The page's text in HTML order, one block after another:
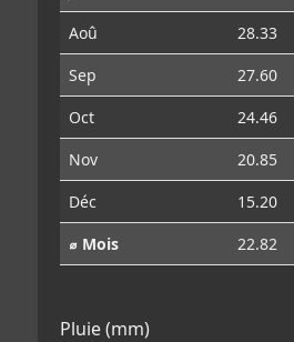
Aoû
28.33
Sep
27.60
Oct
24.46
Nov
20.85
Déc
15.20
⌀ Mois
22.82
Pluie (mm)